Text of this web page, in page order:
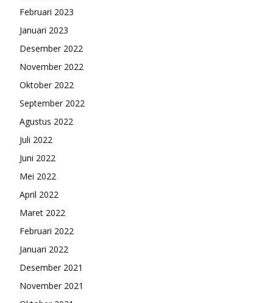
Februari 2023
Januari 2023
Desember 2022
November 2022
Oktober 2022
September 2022
Agustus 2022
Juli 2022
Juni 2022
Mei 2022
April 2022
Maret 2022
Februari 2022
Januari 2022
Desember 2021
November 2021